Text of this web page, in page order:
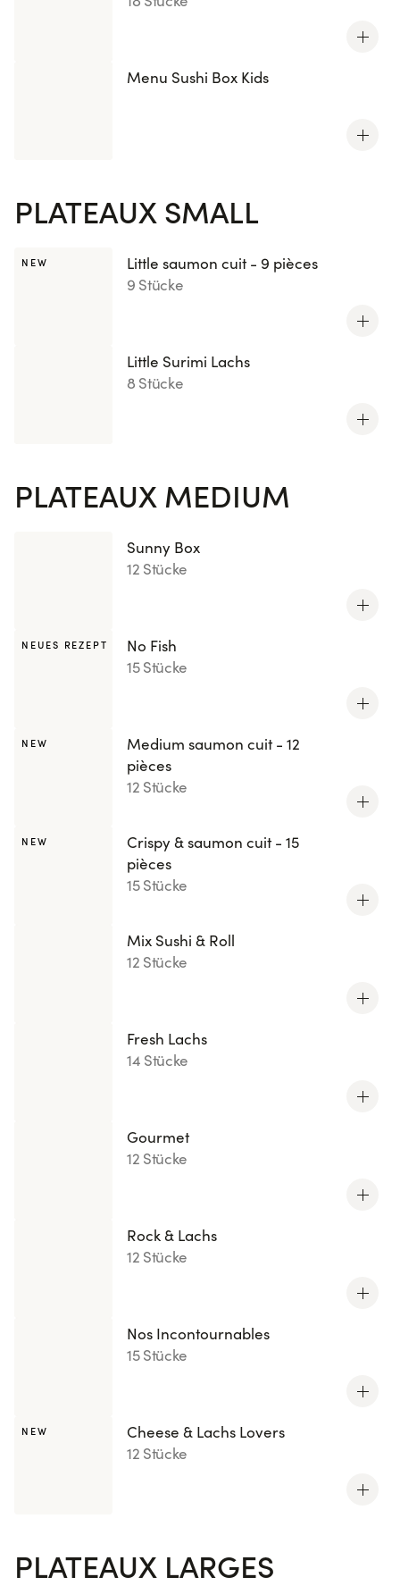
Menu Sushi Box Kids
PLATEAUX SMALL
NEW
Little saumon cuit - 9 pièces
9 Stücke
Little Surimi Lachs
8 Stücke
PLATEAUX MEDIUM
Sunny Box
12 Stücke
NEUES REZEPT
No Fish
15 Stücke
NEW
Medium saumon cuit - 12
pièces
12 Stücke
NEW
Crispy & saumon cuit - 15
pièces
15 Stücke
Mix Sushi & Roll
12 Stücke
Fresh Lachs
14 Stücke
Gourmet
12 Stücke
Rock & Lachs
12 Stücke
Nos Incontournables
15 Stücke
NEW
Cheese & Lachs Lovers
12 Stücke
PLATEAUX LARGES